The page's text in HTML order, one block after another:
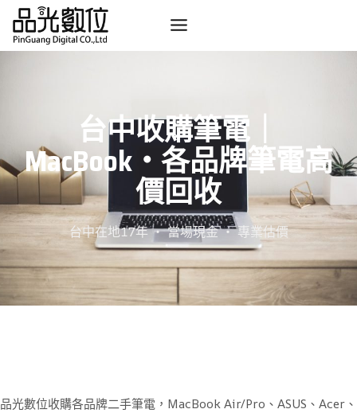
Skip
content
台中收購筆電｜
MacBook・各品牌筆電高
價回收
台中在地17年 ・ 當場現金 ・ 專業估價
品光數位收購各品牌二手筆電，MacBook Air/Pro、ASUS、Acer、